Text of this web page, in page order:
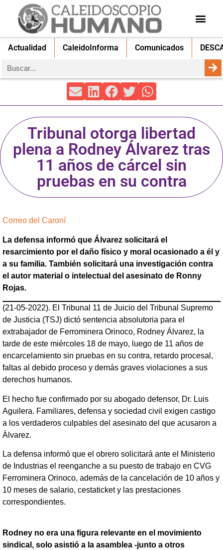
Actualidad CaleidoInforma Comunicados
Tribunal otorga libertad
plena a Rodney Álvarez tras
11 años de cárcel sin
pruebas en su contra
Correo del Caroní
La defensa informó que Álvarez solicitará el
resarcimiento por el daño físico y moral ocasionado a él y
a su familia. También solicitará una investigación contra
el autor material o intelectual del asesinato de Ronny
Rojas.
(21-05-2022). El Tribunal 11 de Juicio del Tribunal Supremo
de Justicia (TSJ) dictó sentencia absolutoria para el
extrabajador de Ferrominera Orinoco, Rodney Álvarez, la
tarde de este miércoles 18 de mayo, luego de 11 años de
encarcelamiento sin pruebas en su contra, retardo procesal,
faltas al debido proceso y demás graves violaciones a sus
derechos humanos.
El hecho fue confirmado por su abogado defensor, Dr. Luis
Aguilera. Familiares, defensa y sociedad civil exigen castigo
a los verdaderos culpables del asesinato del que acusaron a
Álvarez.
La defensa informó que el obrero solicitará ante el Ministerio
de Industrias el reenganche a su puesto de trabajo en CVG
Ferrominera Orinoco, además de la cancelación de 10 años y
10 meses de salario, cestaticket y las prestaciones
correspondientes.
Rodney no era una figura relevante en el movimiento
sindical, solo asistió a la asamblea -junto a otros